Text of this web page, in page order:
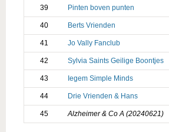
39 Pinten boven punten
40 Berts Vrienden
41 Jo Vally Fanclub
42 Sylvia Saints Geilige Boontjes
43 Iegem Simple Minds
44 Drie Vrienden & Hans
45 Alzheimer & Co A (20240621)